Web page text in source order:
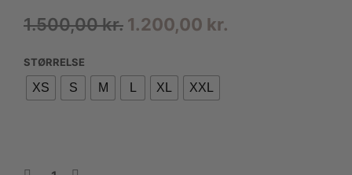
1.500,00kr. Den
pris
var:
1.200,00 kr.
STØRRELSE
XS S M XL XXL